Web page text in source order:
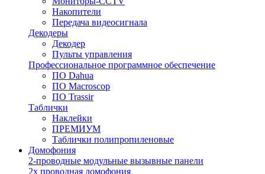
Накопители
Передача видеосигнала
Декодеры
Декодер
Пульты управления
Профессиональное программное обеспечение
ПО Dahua
ПО Macroscop
ПО Trassir
Таблички
Наклейки
ПРЕМИУМ
Таблички полипропиленовые
Домофония
2-проводные модульные вызывные панели
2х проводная домофония